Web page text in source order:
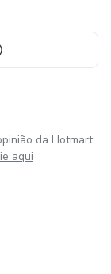
com mais de
da Hotmart.
aqui